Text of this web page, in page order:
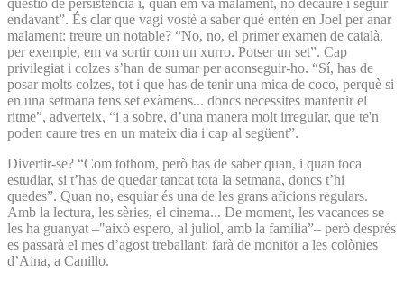
endavant”. És clar que vagi vostè a saber què entén en Joel per anar
malament: treure un notable? “No, no, el primer examen de català,
per exemple, em va sortir com un xurro. Potser un set”. Cap
privilegiat i colzes s’han de sumar per aconseguir-ho. “Sí, has de
posar molts colzes, tot i que has de tenir una mica de coco, perquè si
en una setmana tens set exàmens... doncs necessites mantenir el
ritme”, adverteix, “i a sobre, d’una manera molt irregular, que te'n
poden caure tres en un mateix dia i cap al següent”.
Divertir-se? “Com tothom, però has de saber quan, i quan toca
estudiar, si t’has de quedar tancat tota la setmana, doncs t’hi
quedes”. Quan no, esquiar és una de les grans aficions regulars.
Amb la lectura, les sèries, el cinema... De moment, les vacances se
les ha guanyat –"això espero, al juliol, amb la família”– però després
es passarà el mes d’agost treballant: farà de monitor a les colònies
d’Aina, a Canillo.